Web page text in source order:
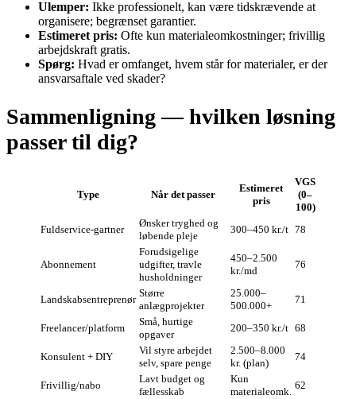
Ulemper: Ikke professionelt, kan være tidskrævende at
organisere; begrænset garantier.
Estimeret pris: Ofte kun materialeomkostninger; frivillig
arbejdskraft gratis.
Spørg: Hvad er omfanget, hvem står for materialer, er der
ansvarsaftale ved skader?
Sammenligning — hvilken løsning
passer til dig?
Type Når det passer
Estimeret
pris
VGS
(0–
100)
Fuldservice-gartner
Ønsker tryghed og
løbende pleje
300–450 kr./t 78
Abonnement
Forudsigelige
udgifter, travle
husholdninger
450–2.500
kr./md
76
Landskabsentreprenør
Større
anlægprojekter
25.000–
500.000+
71
Freelancer/platform
Små, hurtige
opgaver
200–350 kr./t 68
Konsulent + DIY
Vil styre arbejdet
selv, spare penge
2.500–8.000
kr. (plan)
74
Frivillig/nabo
Lavt budget og
fællesskab
Kun
materialeomk.
62